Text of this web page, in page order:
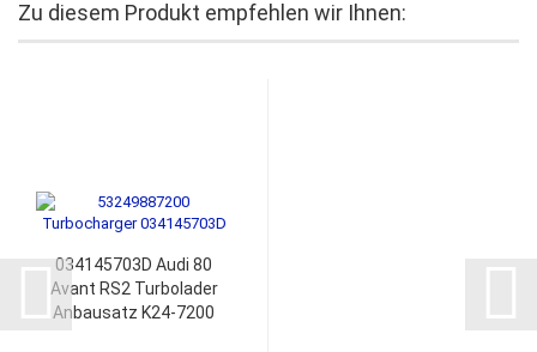
Zu diesem Produkt empfehlen wir Ihnen:
034145703D Audi 80
Avant RS2 Turbolader
Anbausatz K24-7200